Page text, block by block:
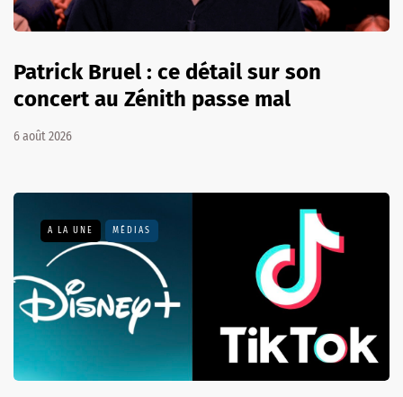
Patrick Bruel : ce détail sur son
concert au Zénith passe mal
6 août 2026
A LA UNE MÉDIAS